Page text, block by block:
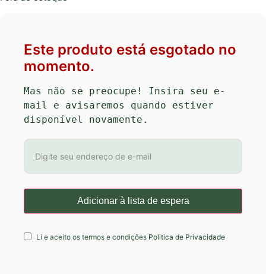
Este produto está esgotado no
momento.
Mas não se preocupe! Insira seu e-
mail e avisaremos quando estiver
disponível novamente.
Li e aceito os termos e condições Politica de Privacidade